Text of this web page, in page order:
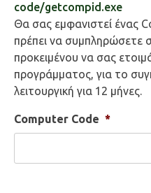
code/getcompid.exe
Θα σας εμφανιστεί ένας
πρέπει να συμπληρώσετε
προκειμένου να σας
προγράμματος, για το
λειτουργική για 12 μήνες.
Computer Code *